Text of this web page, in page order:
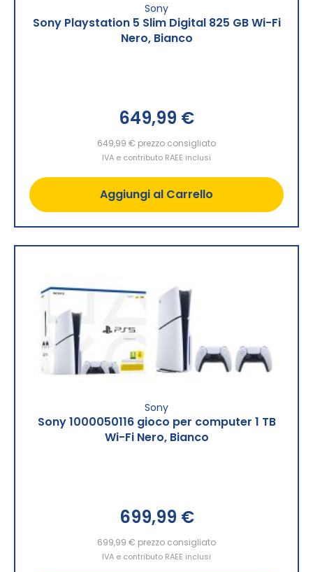
Sony
Sony Playstation 5 Slim Digital 825 GB Wi-Fi
Nero, Bianco
649,99 €
649,99 € prezzo consigliato
IVA e contributo RAEE inclusi
Aggiungi al Carrello
Sony
Sony 1000050116 gioco per computer 1 TB
Wi-Fi Nero, Bianco
699,99 €
699,99 € prezzo consigliato
IVA e contributo RAEE inclusi